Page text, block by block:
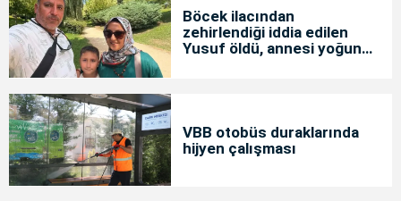
Böcek ilacından
zehirlendiği iddia edilen
Yusuf öldü, annesi yoğun
VBB otobüs duraklarında
hijyen çalışması